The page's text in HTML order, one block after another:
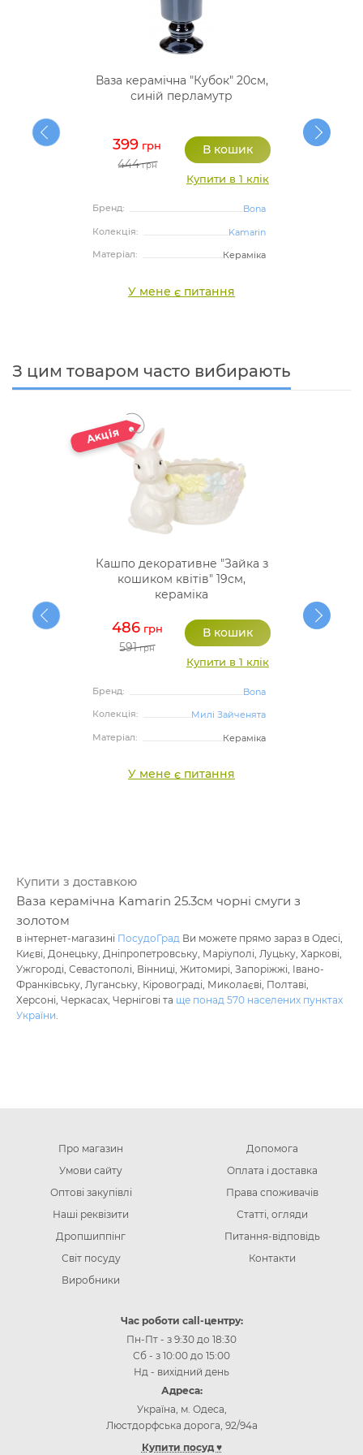
Ваза керамічна "Кубок" 20см,
синій перламутр
399 грн
444грн
Купити в 1 клік
Бренд:
Bona
Колекція:
Kamarin
Матеріал:
Кераміка
У мене є питання
З цим товаром часто вибирають
Кашпо декоративне "Зайка з
кошиком квітів" 19см,
кераміка
486грн
591грн
Купити в 1 клік
Бренд:
Bona
Колекція:
Милі Зайченята
Матеріал:
Кераміка
У мене є питання
Купити з доставкою
Ваза керамічна Kamarin 25.3см чорні смуги з
золотом
в інтернет-магазині ПосудоГрад Ви можете прямо зараз в Одесі,
Києві, Донецьку, Дніпропетровську, Маріуполі, Луцьку, Харкові,
Ужгороді, Севастополі, Вінниці, Житомирі, Запоріжжі, Івано-
Франківську, Луганську, Кіровограді, Миколаєві, Полтаві,
Херсоні, Черкасах, Чернігові та ще понад 570 населених пунктах
України.
Про магазин
Умови сайту
Оптові закупівлі
Наші реквізити
Дропшиппінг
Світ посуду
Виробники
Допомога
Оплата і доставка
Права споживачів
Статті, огляди
Питання-відповідь
Контакти
Час роботи call-центру:
Пн-Пт - з 9:30 до 18:30
Сб - з 10:00 до 15:00
Нд - вихідний день
Адреса:
Україна, м. Одеса,
Люстдорфська дорога, 92/94а
Купити посуд ♥